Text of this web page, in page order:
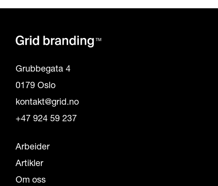
Grubbegata 4
0179 Oslo
kontakt@grid.no
+47 924 59 237
Arbeider
Artikler
Om oss